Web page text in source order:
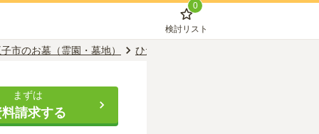
0
検討リスト
市のお墓（霊園・墓地） ひだまりの里
まずは
料請求する